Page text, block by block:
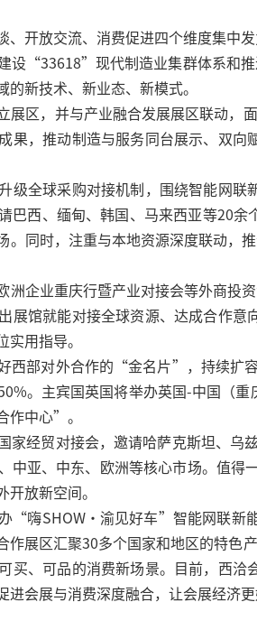
开放交流、消费促进四个维度集中发
设“33618”现代制造业集群体系和
新技术、新业态、新模式。
区，并与产业融合发展展区联动，
果，推动制造与服务同台展示、
级全球采购对接机制，围绕智能网
巴西、缅甸、韩国、马来西亚等20
同时，注重与本地资源深度联动
洲企业重庆行暨产业对接会等外商
展馆就能对接全球资源、达成合作
用指导。
西部对外合作的“金名片”，持续扩
。主宾国英国将举办英国-中国（
作中心”。
家经贸对接会，邀请哈萨克斯坦、
亚、中东、欧洲等核心市场。值
放新空间。
“嗨SHOW·渝见好车”智能网联新
作展区汇聚30多个国家和地区的特
买、可品的消费新场景。目前，西
会展与消费深度融合，让会展经济更